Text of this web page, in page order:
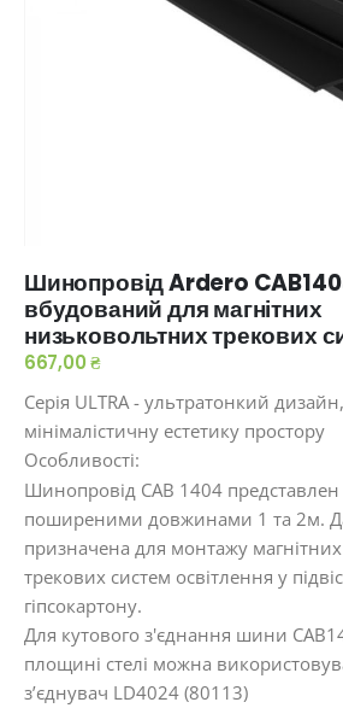
до
початку
галереї
зображень
Шинопровід Ardero
вбудований для магнітних
низьковольтних трекових
667,00 ₴
Серія ULTRA - ультратонкий
мінімалістичну естетику простору
Особливості:
Шинопровід CAB 1404
поширеними довжинами 1 та 2м.
призначена для монтажу
трекових систем освітлення у
гіпсокартону.
Для кутового з'єднання шини
площині стелі можна
з’єднувач LD4024 (80113)